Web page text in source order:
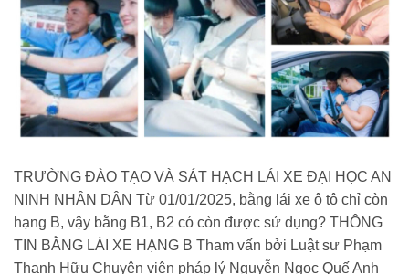
TRƯỜNG ĐÀO TẠO VÀ SÁT HẠCH LÁI XE ĐẠI HỌC AN
NINH NHÂN DÂN Từ 01/01/2025, bằng lái xe ô tô chỉ còn
hạng B, vậy bằng B1, B2 có còn được sử dụng? THÔNG
TIN BẰNG LÁI XE HẠNG B Tham vấn bởi Luật sư Phạm
Thanh Hữu Chuyên viên pháp lý Nguyễn Ngọc Quế Anh